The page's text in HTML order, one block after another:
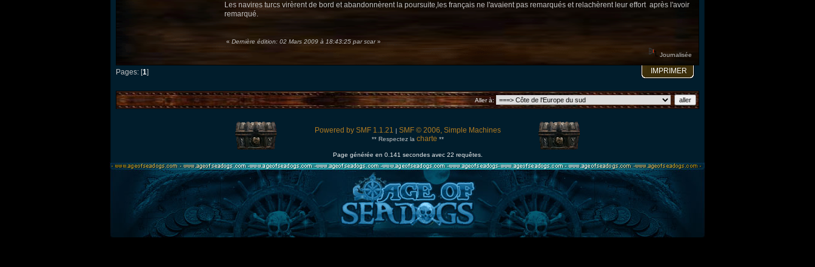
Les navires turcs virèrent de bord et abandonnèrent la poursuite,les français ne l'avaient pas remarqués et relachèrent leur effort après l'avoir
remarqué.
« Dernière édition: 02 Mars 2009 à 18:43:25 par scar»
Journalisée
Pages: [1] IMPRIMER
Aller à:
Powered by SMF 1.1.21 SMF © 2006, Simple Machines
** Respectez la charte **
Page générée en 0.141 secondes avec 22 requêtes.